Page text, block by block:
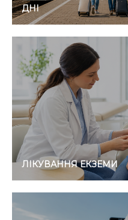
ДНІ
ЛІКУВАННЯ ЕКЗЕМИ